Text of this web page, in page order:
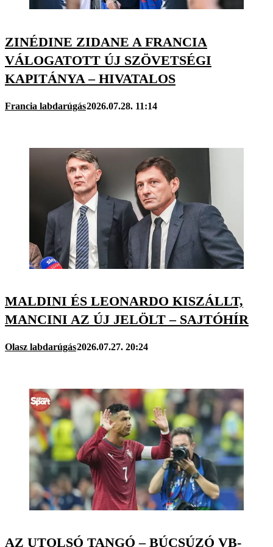
ZINÉDINE ZIDANE A FRANCIA
VÁLOGATOTT ÚJ SZÖVETSÉGI
KAPITÁNYA – HIVATALOS
Francia labdarúgás2026.07.28. 11:14
MALDINI ÉS LEONARDO KISZÁLLT,
MANCINI AZ ÚJ JELÖLT – SAJTÓHÍR
Olasz labdarúgás2026.07.27. 20:24
AZ UTOLSÓ TANGÓ – BÚCSÚZÓ VB-